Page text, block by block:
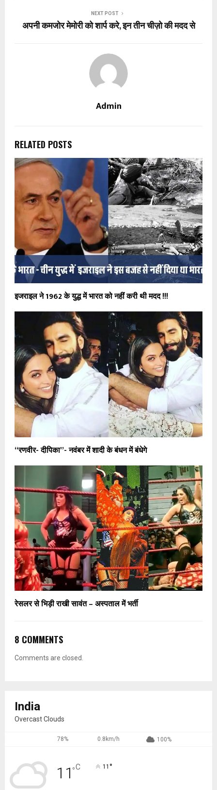
NEXT POST
अपनी कमजोर मेमोरी को शार्प करे, इन तीन चीज़ो की मदद से
Admin
RELATED POSTS
इजराइल ने 1962 के युद्ध में भारत को नहीं करी थी मदद !!!
“रणवीर- दीपिका”- नवंबर में शादी के बंधन में बंधेगे
रेसलर से भिड़ी राखी सावंत – अस्पताल में भर्ती
8 COMMENTS
Comments are closed.
India
Overcast Clouds
78% 0.8km/h 100%
11°C 11 °